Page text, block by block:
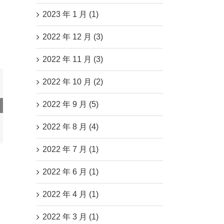
应
2023 年 1 月 (1)
2022 年 12 月 (3)
2022 年 11 月 (3)
2022 年 10 月 (2)
2022 年 9 月 (5)
2022 年 8 月 (4)
2022 年 7 月 (1)
2022 年 6 月 (1)
2022 年 4 月 (1)
2022 年 3 月 (1)